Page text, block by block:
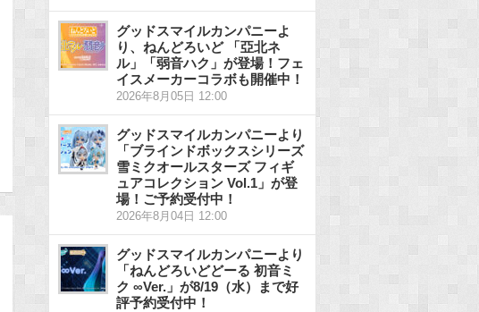
グッドスマイルカンパニーよ
り、ねんどろいど 「亞北ネ
ル」「弱音ハク」が登場！フェ
イスメーカーコラボも開催中！
2026年8月05日 12:00
グッドスマイルカンパニーより
「ブラインドボックスシリーズ
雪ミクオールスターズ フィギ
ュアコレクション Vol.1」が登
場！ご予約受付中！
2026年8月04日 12:00
グッドスマイルカンパニーより
「ねんどろいどどーる 初音ミ
ク ∞Ver.」が8/19（水）まで好
評予約受付中！